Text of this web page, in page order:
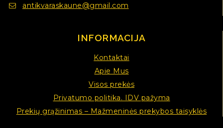
antikvaraskaune@gmail.com
INFORMACIJA
Kontaktai
Apie Mus
Visos prekės
Privatumo politika. IDV pažyma
Prekių grąžinimas – Mažmeninės prekybos taisyklės